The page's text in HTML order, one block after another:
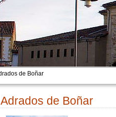
de Boñar
Adrados de Boñar